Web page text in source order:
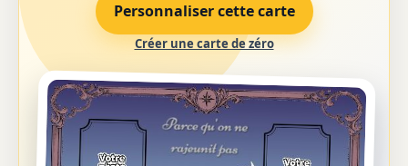
Personnaliser cette carte
Créer une carte de zéro